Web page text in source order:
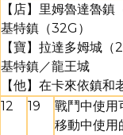
【店】里姆魯達魯
基特鎮（32G）
【寶】拉達多姆城
基特鎮／龍王城
【他】在卡來依鎮和
12 19
戰鬥中使用
移動中使用